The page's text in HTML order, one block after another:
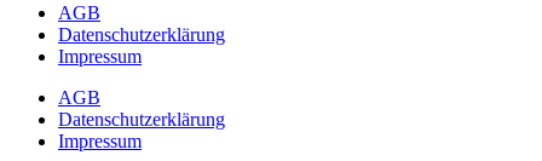
AGB
Datenschutzerklärung
Impressum
AGB
Datenschutzerklärung
Impressum